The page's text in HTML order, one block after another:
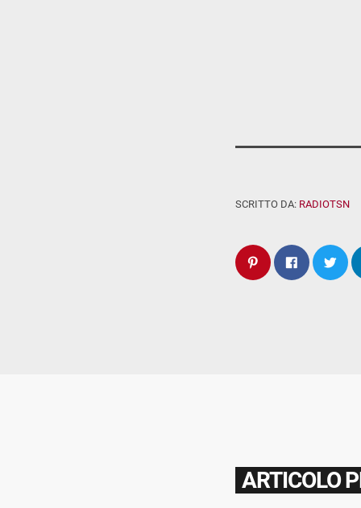
SCRITTO DA: RADIOTSN
ARTICOLO